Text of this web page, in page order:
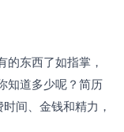
的东西了如指掌，
知道多少呢？简历
间、金钱和精力，